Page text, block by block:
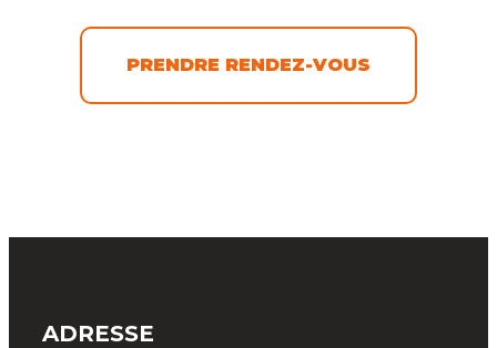
PRENDRE RENDEZ-VOUS
ADRESSE